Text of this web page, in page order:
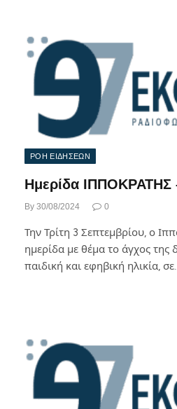
ΡΟΗ ΕΙΔΗΣΕΩΝ
Ημερίδα
By 30/08/2024 0
Την Τρίτη 3 Σεπτεμβρίου, ο
ημερίδα με θέμα το άγχος της
παιδική και εφηβική ηλικία,